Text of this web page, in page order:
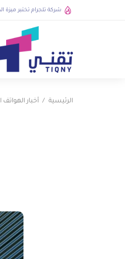
شركة تلجرام تختبر ميزة
الرئيسية أخبار الهواتف